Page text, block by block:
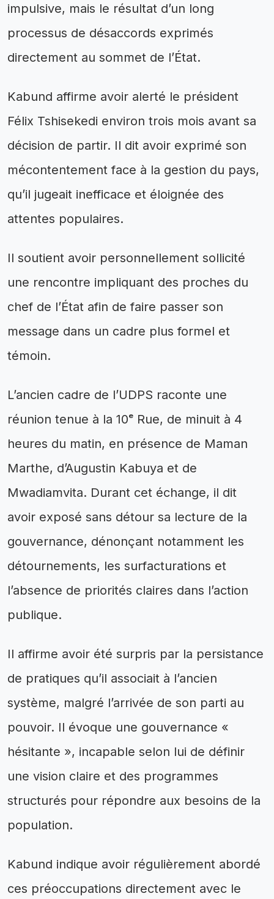
impulsive, mais le résultat d’un long
processus de désaccords exprimés
directement au sommet de l’État.
Kabund affirme avoir alerté le président
Félix Tshisekedi environ trois mois avant sa
décision de partir. Il dit avoir exprimé son
mécontentement face à la gestion du pays,
qu’il jugeait inefficace et éloignée des
attentes populaires.
Il soutient avoir personnellement sollicité
une rencontre impliquant des proches du
chef de l’État afin de faire passer son
message dans un cadre plus formel et
témoin.
L’ancien cadre de l’UDPS raconte une
réunion tenue à la 10ᵉ Rue, de minuit à 4
heures du matin, en présence de Maman
Marthe, d’Augustin Kabuya et de
Mwadiamvita. Durant cet échange, il dit
avoir exposé sans détour sa lecture de la
gouvernance, dénonçant notamment les
détournements, les surfacturations et
l’absence de priorités claires dans l’action
publique.
Il affirme avoir été surpris par la persistance
de pratiques qu’il associait à l’ancien
système, malgré l’arrivée de son parti au
pouvoir. Il évoque une gouvernance «
hésitante », incapable selon lui de définir
une vision claire et des programmes
structurés pour répondre aux besoins de la
population.
Kabund indique avoir régulièrement abordé
ces préoccupations directement avec le